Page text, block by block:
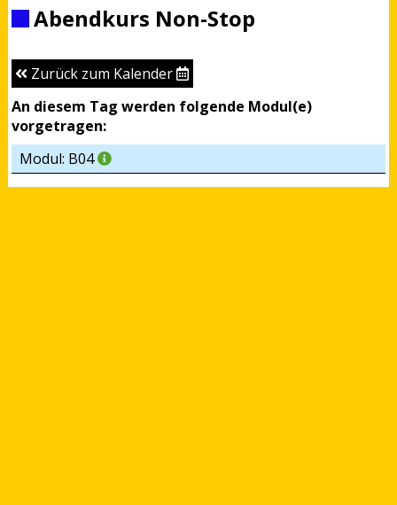
Abendkurs Non-Stop
Zurück zum Kalender
An diesem Tag werden folgende Modul(e)
vorgetragen:
Modul: B04